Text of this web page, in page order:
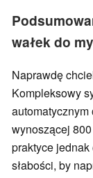
wałek do
Naprawdę
Kompleksowy
wynoszącej
praktyce
słabości, by